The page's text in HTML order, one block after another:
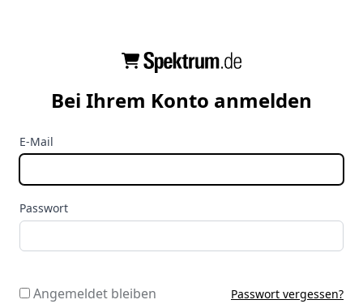
Bei Ihrem Konto anmelden
E-Mail
Passwort
Angemeldet bleiben Passwort vergessen?